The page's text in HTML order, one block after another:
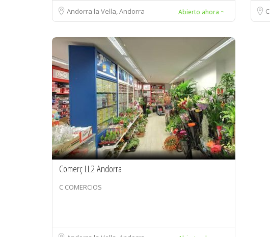
Andorra la Vella, Andorra Abierto ahora ~
Comerç LL2 Andorra
C COMERCIOS